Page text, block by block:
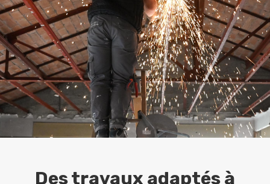
Des travaux adaptés à